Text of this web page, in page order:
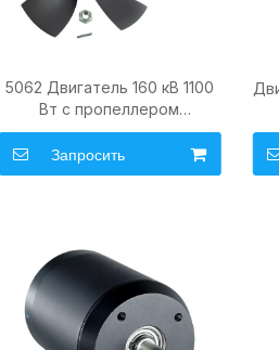
5062 Двигатель 160 кВ 1100
Вт с пропеллером
Водонепроницаемый
бесщеточный постоянный
ток для лодки для серфинга
Запросить